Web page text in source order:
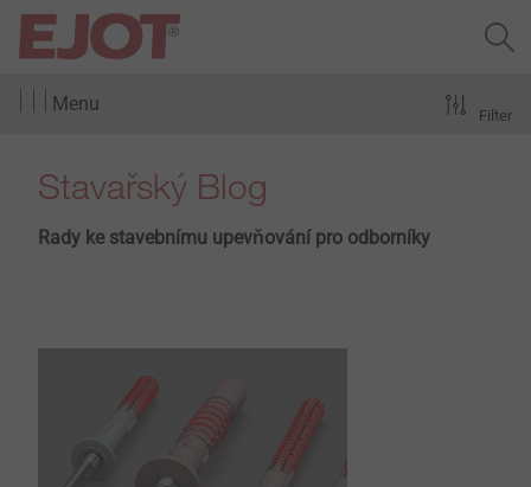
Menu
Stavařský Blog
Rady ke stavebnímu upevňování pro odborníky
Filter